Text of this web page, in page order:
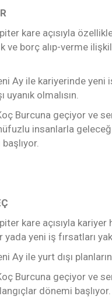
kare açısıyla
ve borç alıp-verme
Ay ile kariyerinde
olmalısın.
Burcuna geçiyor ve
nüfuzlu insanlarla
kare açısıyla kariyer
yeni iş fırsatları
Ay ile yurt dışı
Burcuna geçiyor ve
dönemi başlıyor.